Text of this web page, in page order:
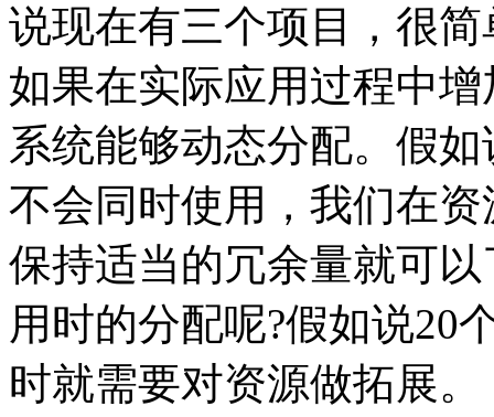
说现在有三个项目，很
如果在实际应用过程中
系统能够动态分配。假
不会同时使用，我们在
保持适当的冗余量就可
用时的分配呢?假如说20
时就需要对资源做拓展。